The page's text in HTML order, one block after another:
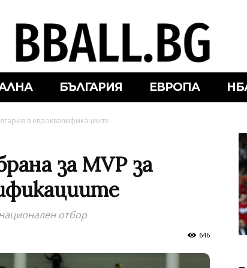
БЪЛГАРИЯ ЕВРОПА
в евроквалификациите
за МVP за
отбор
646